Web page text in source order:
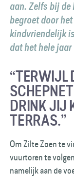
aan. Zelfs bij
begroet door
kindvriendelijk
dat het hele jaar
“TERWIJL
DRINK JIJ
TERRAS.”
Om Zilte Zoen te
vuurtoren te
namelijk aan de